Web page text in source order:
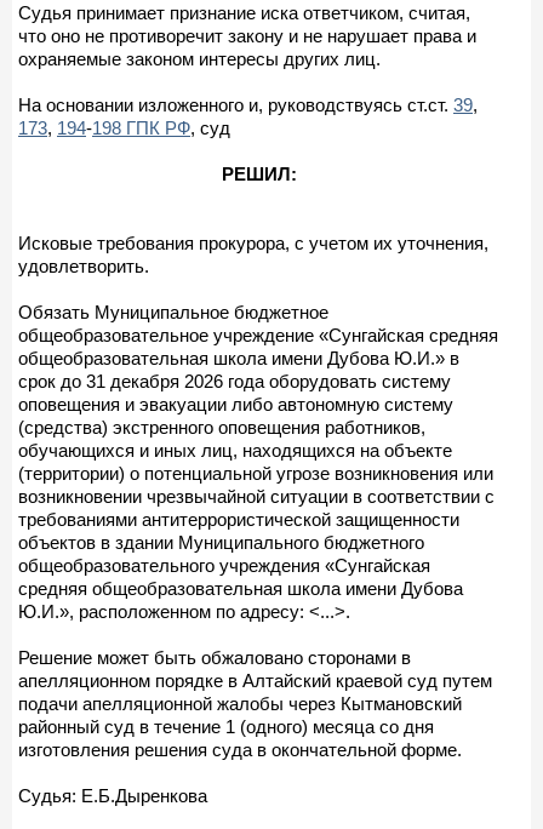
Судья принимает признание иска ответчиком, считая,
что оно не противоречит закону и не нарушает права и
охраняемые законом интересы других лиц.
На основании изложенного и, руководствуясь ст.ст. 39,
173, 194-198 ГПК РФ, суд
РЕШИЛ:
Исковые требования прокурора, с учетом их уточнения,
удовлетворить.
Обязать Муниципальное бюджетное
общеобразовательное учреждение «Сунгайская средняя
общеобразовательная школа имени Дубова Ю.И.» в
срок до 31 декабря 2026 года оборудовать систему
оповещения и эвакуации либо автономную систему
(средства) экстренного оповещения работников,
обучающихся и иных лиц, находящихся на объекте
(территории) о потенциальной угрозе возникновения или
возникновении чрезвычайной ситуации в соответствии с
требованиями антитеррористической защищенности
объектов в здании Муниципального бюджетного
общеобразовательного учреждения «Сунгайская
средняя общеобразовательная школа имени Дубова
Ю.И.», расположенном по адресу: <...>.
Решение может быть обжаловано сторонами в
апелляционном порядке в Алтайский краевой суд путем
подачи апелляционной жалобы через Кытмановский
районный суд в течение 1 (одного) месяца со дня
изготовления решения суда в окончательной форме.
Судья: Е.Б.Дыренкова